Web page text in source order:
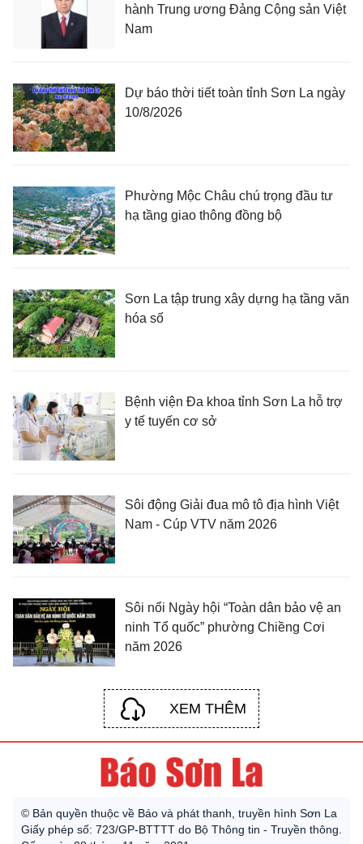
hành Trung ương Đảng Cộng sản Việt
Nam
Dự báo thời tiết toàn tỉnh Sơn La ngày
10/8/2026
Phường Mộc Châu chú trọng đầu tư
hạ tầng giao thông đồng bộ
Sơn La tập trung xây dựng hạ tầng văn
hóa số
Bệnh viện Đa khoa tỉnh Sơn La hỗ trợ
y tế tuyến cơ sở
Sôi động Giải đua mô tô địa hình Việt
Nam - Cúp VTV năm 2026
Sôi nổi Ngày hội “Toàn dân bảo vệ an
ninh Tổ quốc” phường Chiềng Cơi
năm 2026
XEM THÊM
© Bản quyền thuộc về Báo và phát thanh, truyền hình Sơn La
Giấy phép số: 723/GP-BTTTT do Bộ Thông tin - Truyền thông.